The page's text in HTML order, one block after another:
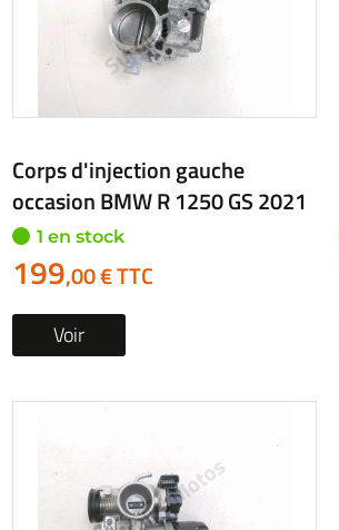
Corps d'injection gauche
occasion BMW R 1250 GS 2021
1 en stock
199,00 € TTC
Voir